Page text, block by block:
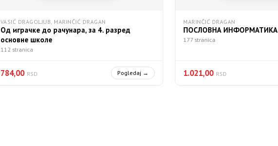
VASIĆ DRAGOLJUB, MARINČIĆ DRAGAN
Од играчке до рачунара, за 4. разред
основне школе
112 stranica
784,00 RSD Pogledaj →
MARINČIĆ DRAGAN
ПОСЛОВНА ИНФОРМАТИКА
177 stranica
1.021,00 RSD